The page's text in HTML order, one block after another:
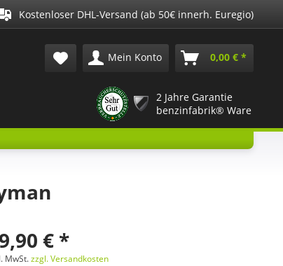
Kostenloser DHL-Versand (ab 50€ innerh. Euregio)
Mein Konto 0,00 € *
2 Jahre Garantie
benzinfabrik® Ware
€ *
MwSt.zzgl. Versandkosten